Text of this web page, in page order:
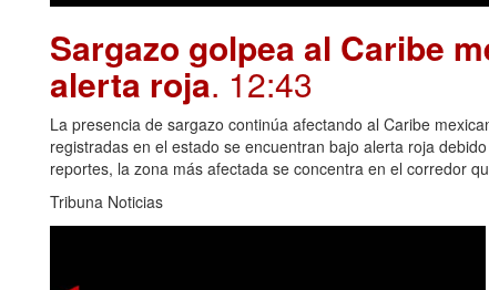
Sargazo golpea al Caribe
alerta roja. 12:43
La presencia de sargazo continúa afectando al Caribe
registradas en el estado se encuentran bajo alerta roja
reportes, la zona más afectada se concentra en el corredor
Tribuna Noticias